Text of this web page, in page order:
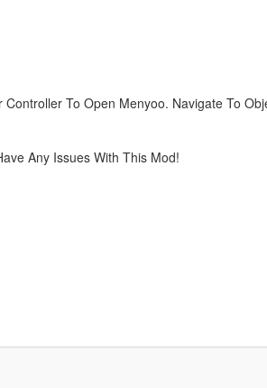
To Open Menyoo. Navigate To
Any Issues With This Mod!